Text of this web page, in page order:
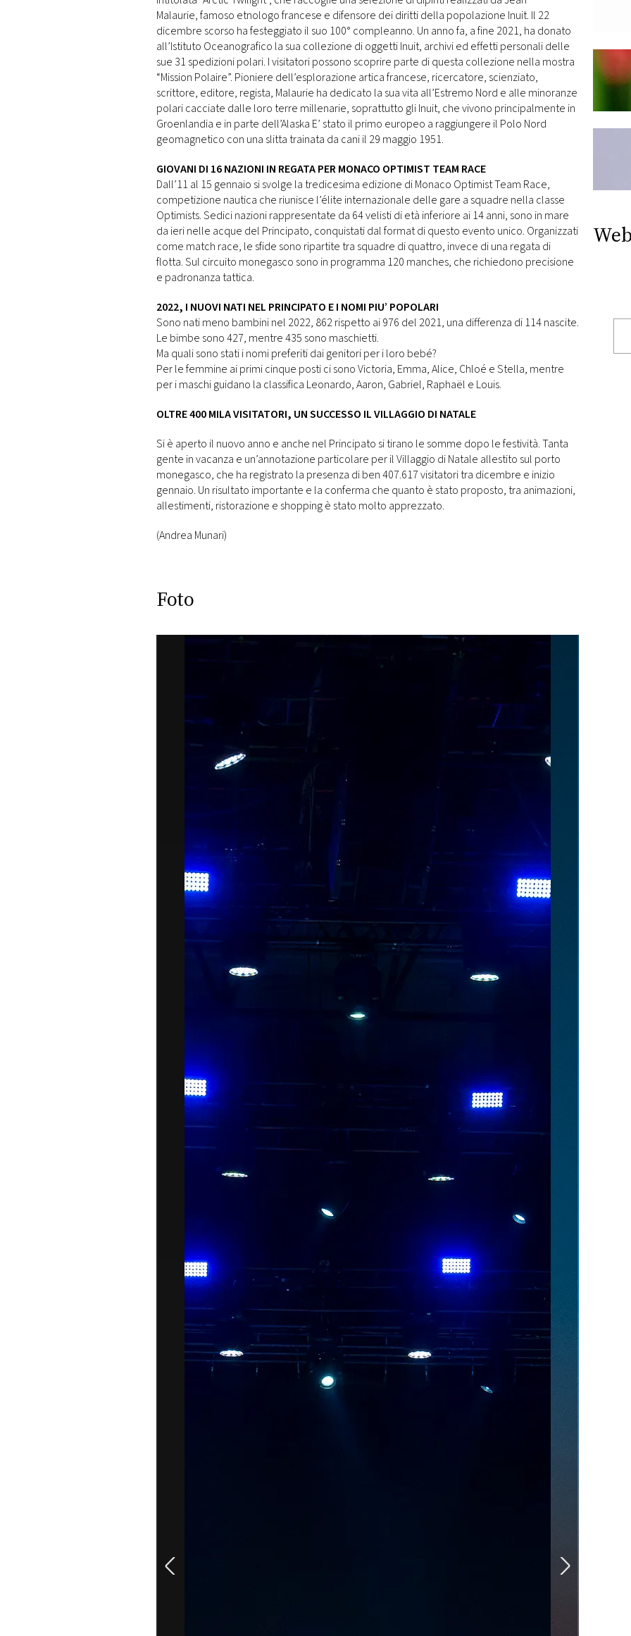
Malaurie, famoso etnologo francese e difensore dei diritti della popolazione Inuit. Il 22
dicembre scorso ha festeggiato il suo 100° compleanno. Un anno fa, a fine 2021, ha donato
all’Istituto Oceanografico la sua collezione di oggetti Inuit, archivi ed effetti personali delle
sue 31 spedizioni polari. I visitatori possono scoprire parte di questa collezione nella mostra
“Mission Polaire”. Pioniere dell’esplorazione artica francese, ricercatore, scienziato,
scrittore, editore, regista, Malaurie ha dedicato la sua vita all’Estremo Nord e alle minoranze
polari cacciate dalle loro terre millenarie, soprattutto gli Inuit, che vivono principalmente in
Groenlandia e in parte dell’Alaska E’ stato il primo europeo a raggiungere il Polo Nord
geomagnetico con una slitta trainata da cani il 29 maggio 1951.
GIOVANI DI 16 NAZIONI IN REGATA PER MONACO OPTIMIST TEAM RACE
Dall’11 al 15 gennaio si svolge la tredicesima edizione di Monaco Optimist Team Race,
competizione nautica che riunisce l’élite internazionale delle gare a squadre nella classe
Optimists. Sedici nazioni rappresentate da 64 velisti di età inferiore ai 14 anni, sono in mare
da ieri nelle acque del Principato, conquistati dal format di questo evento unico. Organizzati
come match race, le sfide sono ripartite tra squadre di quattro, invece di una regata di
flotta. Sul circuito monegasco sono in programma 120 manches, che richiedono precisione
e padronanza tattica.
2022, I NUOVI NATI NEL PRINCIPATO E I NOMI PIU’ POPOLARI
Sono nati meno bambini nel 2022, 862 rispetto ai 976 del 2021, una differenza di 114 nascite.
Le bimbe sono 427, mentre 435 sono maschietti.
Ma quali sono stati i nomi preferiti dai genitori per i loro bebé?
Per le femmine ai primi cinque posti ci sono Victoria, Emma, Alice, Chloé e Stella, mentre
per i maschi guidano la classifica Leonardo, Aaron, Gabriel, Raphaël e Louis.
OLTRE 400 MILA VISITATORI, UN SUCCESSO IL VILLAGGIO DI NATALE
Si è aperto il nuovo anno e anche nel Principato si tirano le somme dopo le festività. Tanta
gente in vacanza e un’annotazione particolare per il Villaggio di Natale allestito sul porto
monegasco, che ha registrato la presenza di ben 407.617 visitatori tra dicembre e inizio
gennaio. Un risultato importante e la conferma che quanto è stato proposto, tra animazioni,
allestimenti, ristorazione e shopping è stato molto apprezzato.
(Andrea Munari)
Foto